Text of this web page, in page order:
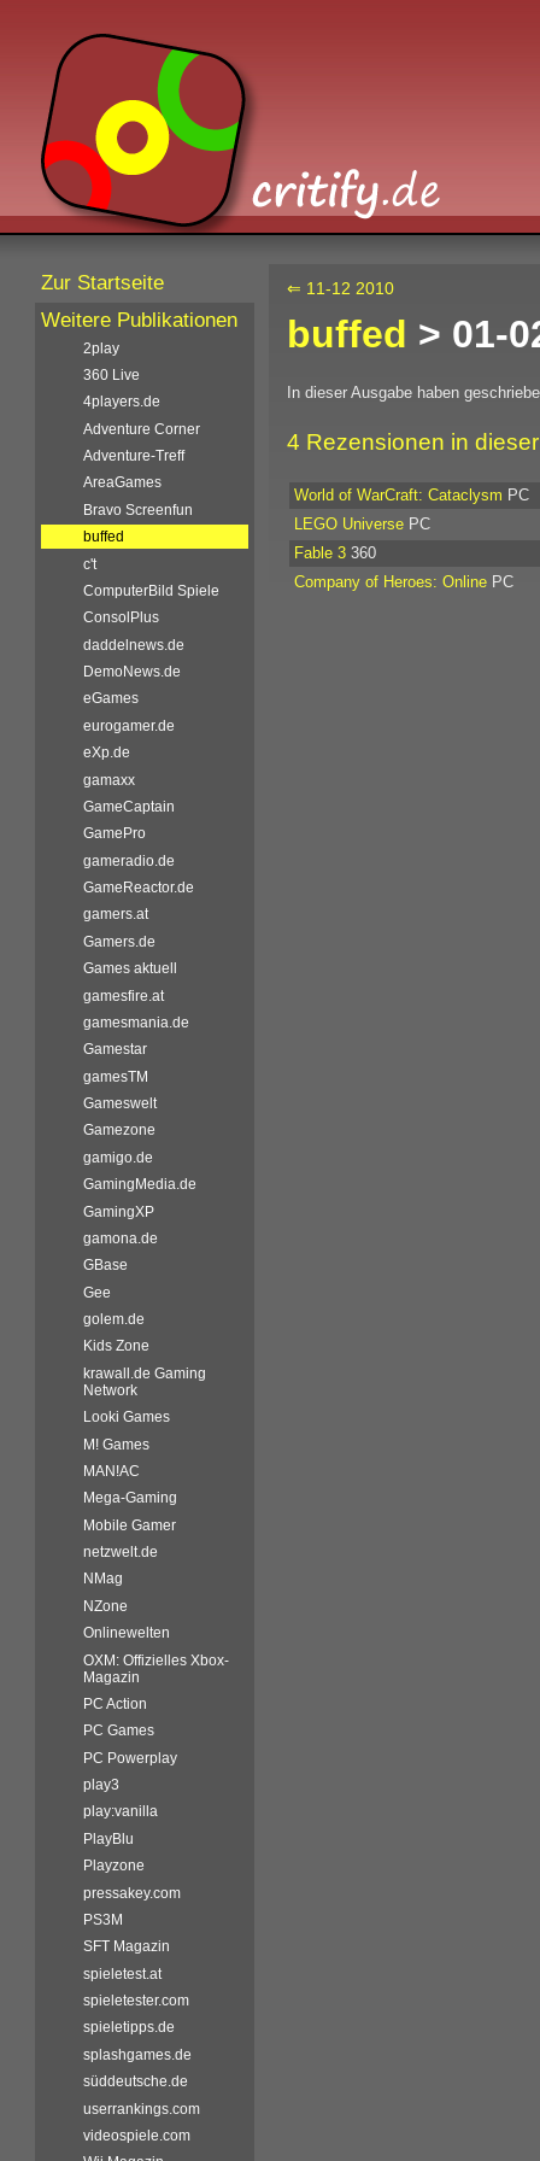
⇐ 11-12 2010
buffed > 01-
In dieser Ausgabe haben
4 Rezensionen in
World of WarCraft: Cataclysm PC
LEGO UniversePC
Fable 3360
Company of Heroes: OnlinePC
Zur Startseite
Weitere Publikationen
2play
360 Live
4players.de
Adventure Corner
Adventure-Treff
AreaGames
Bravo Screenfun
buffed
c't
ComputerBild Spiele
ConsolPlus
daddelnews.de
DemoNews.de
eGames
eurogamer.de
eXp.de
gamaxx
GameCaptain
GamePro
gameradio.de
GameReactor.de
gamers.at
Gamers.de
Games aktuell
gamesfire.at
gamesmania.de
Gamestar
gamesTM
Gameswelt
Gamezone
gamigo.de
GamingMedia.de
GamingXP
gamona.de
GBase
Gee
golem.de
Kids Zone
krawall.de Gaming
Network
Looki Games
M! Games
MAN!AC
Mega-Gaming
Mobile Gamer
netzwelt.de
NMag
NZone
Onlinewelten
OXM: Offizielles Xbox-
Magazin
PC Action
PC Games
PC Powerplay
play3
play:vanilla
PlayBlu
Playzone
pressakey.com
PS3M
SFT Magazin
spieletest.at
spieletester.com
spieletipps.de
splashgames.de
süddeutsche.de
userrankings.com
videospiele.com